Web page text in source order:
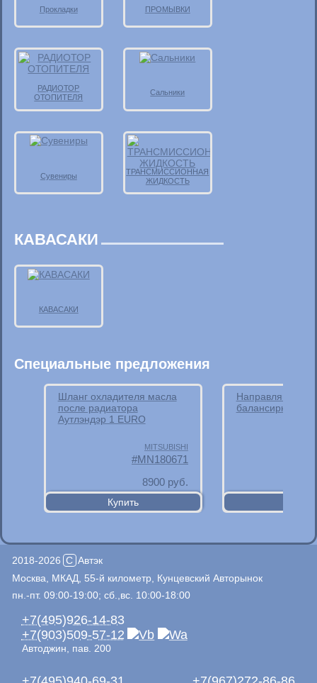
Прокладки ПРОМЫВКИ
РАДИОТОР
ОТОПИТЕЛЯ
Сальники
Сувениры
ТРАНСМИССИОННАЯ
ЖИДКОСТЬ
КАВАСАКИ
КАВАСАКИ
Специальные предложения
Шланг охладителя масла
после радиатора
Аутлэндэр 1 EURO
MITSUBISHI
MN180671
8900 руб.
Направляющая
балансирного
2018-2026 C Автэк
Москва, МКАД, 55-й километр, Кунцевский Авторынок
пн.-пт. 09:00-19:00; сб.,вс. 10:00-18:00
+7(495)926-14-83
+7(903)509-57-12
Автоджин, пав. 200